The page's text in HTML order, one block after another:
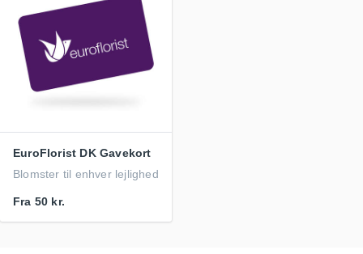
EuroFlorist DK Gavekort
Blomster til enhver lejlighed
Fra 50 kr.